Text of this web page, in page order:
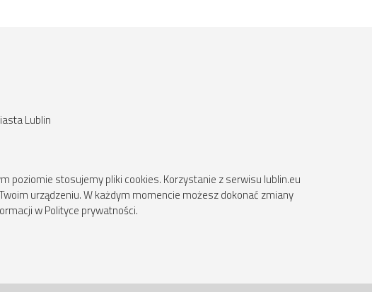
Lublin
poziomie stosujemy pliki cookies. Korzystanie z serwisu lublin.eu
urządzeniu. W każdym momencie możesz dokonać zmiany
w Polityce prywatności.